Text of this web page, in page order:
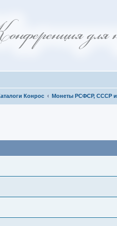
Конрос Монеты РСФСР, СССР и